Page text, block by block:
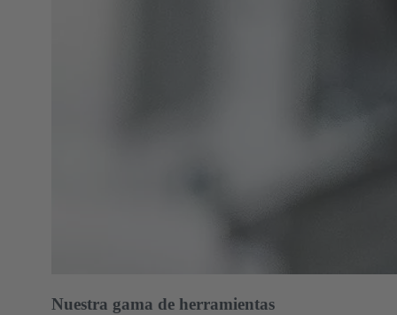
Nuestra gama de herramientas